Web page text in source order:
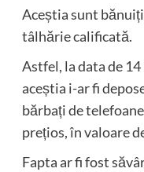
Aceștia sunt
tâlhărie calificată.
Astfel, la data de
aceștia i-ar fi
bărbați de
prețios, în valoare
Fapta ar fi fost